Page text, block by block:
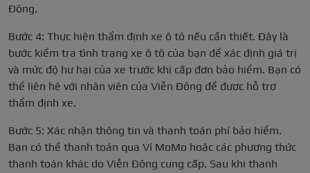
Đông.
Bước 4: Thực hiện thẩm định xe ô tô nếu cần thiết. Đây là
bước kiểm tra tình trạng xe ô tô của bạn để xác định giá trị
và mức độ hư hại của xe trước khi cấp đơn bảo hiểm. Bạn có
thể liên hệ với nhân viên của Viễn Đông để được hỗ trợ
thẩm định xe.
Bước 5: Xác nhận thông tin và thanh toán phí bảo hiểm.
Bạn có thể thanh toán qua Ví MoMo hoặc các phương thức
thanh toán khác do Viễn Đông cung cấp. Sau khi thanh